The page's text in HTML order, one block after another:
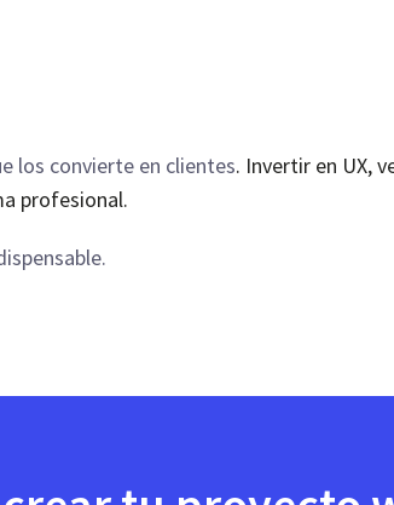
los convierte en clientes. Invertir en UX,
profesional.